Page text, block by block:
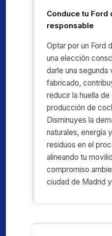
Conduce tu Ford
responsable
Optar por un Ford
una elección
darle una segunda
fabricado,
reducir la huella
producción de
Disminuyes la
naturales, energía
residuos en el
alineando tu
compromiso
ciudad de Madrid